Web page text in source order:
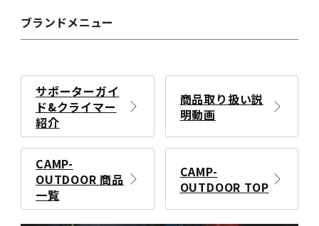
ブランドメニュー
サポーターガイ
ド&クライマー
紹介
商品取り扱い説
明動画
CAMP-
OUTDOOR 商品
一覧
CAMP-
OUTDOOR TOP